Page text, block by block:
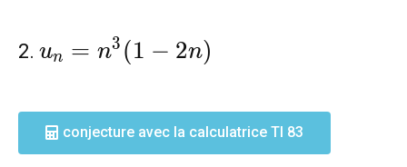
2. u_n=n^3(1-
un = n3 (1 − 2n)
conjecture avec la calculatrice TI 83